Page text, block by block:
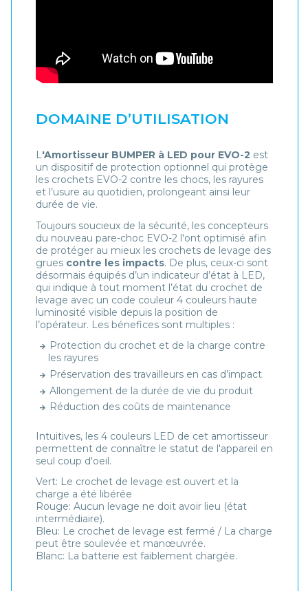
DOMAINE D’UTILISATION
L'Amortisseur BUMPER à LED pour EVO-2 est
un dispositif de protection optionnel qui protège
les crochets EVO-2 contre les chocs, les rayures
et l’usure au quotidien, prolongeant ainsi leur
durée de vie.
Toujours soucieux de la sécurité, les concepteurs
du nouveau pare-choc EVO-2 l'ont optimisé afin
de protéger au mieux les crochets de levage des
grues contre les impacts. De plus, ceux-ci sont
désormais équipés d’un indicateur d’état à LED,
qui indique à tout moment l’état du crochet de
levage avec un code couleur 4 couleurs haute
luminosité visible depuis la position de
l’opérateur. Les bénefices sont multiples :
Protection du crochet et de la charge contre
les rayures
Préservation des travailleurs en cas d’impact
Allongement de la durée de vie du produit
Réduction des coûts de maintenance
Intuitives, les 4 couleurs LED de cet amortisseur
permettent de connaître le statut de l'appareil en
seul coup d'oeil.
Vert: Le crochet de levage est ouvert et la
charge a été libérée
Rouge: Aucun levage ne doit avoir lieu (état
intermédiaire).
Bleu: Le crochet de levage est fermé / La charge
peut être soulevée et manœuvrée.
Blanc: La batterie est faiblement chargée.